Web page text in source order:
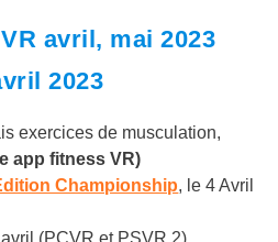
avril, mai 2023
2023
exercices de musculation,
app fitness VR)
Championship, le 4 Avril
(PCVR et PSVR 2)